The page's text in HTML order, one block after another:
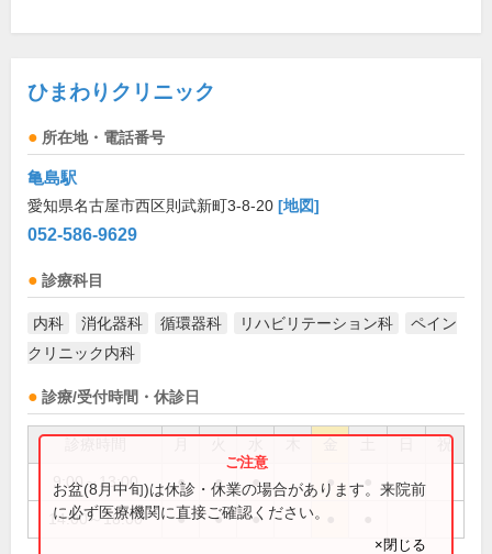
ひまわりクリニック
所在地・電話番号
亀島駅
愛知県名古屋市西区則武新町3-8-20 [地図]
052-586-9629
診療科目
内科 消化器科 循環器科 リハビリテーション科
ペイン
クリニック内科
診療/受付時間・休診日
祝
9:00～13:00 ● ● ● ●
14:00～18:00 ● ● ●
お盆(8月中旬)は休診・休業の場合があります。来院前
に必ず医療機関に直接ご確認ください。
×閉じる